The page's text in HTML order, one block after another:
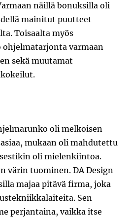
näillä bonuksilla oli
mainitut puutteet
Toisaalta myös
varmaan
sekä muutamat
oli melkoisen
mukaan oli mahdutettu
oli mielenkiintoa.
värin tuominen. DA Design
majaa pitävä firma, joka
Sen
perjantaina, vaikka itse